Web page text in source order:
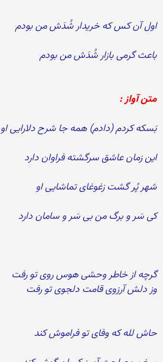
اول آن كس كه خریدار شُدَش من بودم
باعث گرمی بازار شُدَش من بودم
متن آواز :
بَسكه كردم (دادم) همه جا شرح دلارایی او
این زمان عاشق سرگشته فراوان دارد
شهر پُر گشت زغوغای تماشایی او
كی سَر و برگ من بی سَر و سامان دارد
گرچه از خاطر وحشی هوس روی تو رفت
وز دلش آرزوی قامت دلجوی تو رفت
حاش لله كه وفای تو فراموش كند